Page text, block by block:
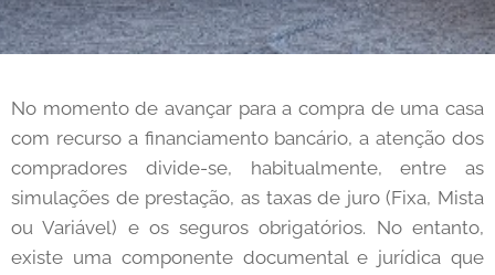
No momento de avançar para a compra de uma casa
com recurso a financiamento bancário, a atenção dos
compradores divide-se, habitualmente, entre as
simulações de prestação, as taxas de juro (Fixa, Mista
ou Variável) e os seguros obrigatórios. No entanto,
existe uma componente documental e jurídica que